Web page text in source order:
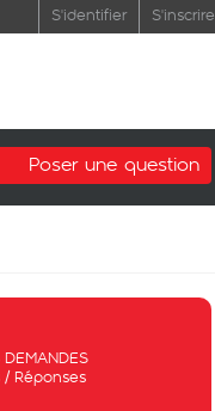
S'identifier S'inscrire
Poser une question
DEMANDES
Réponses